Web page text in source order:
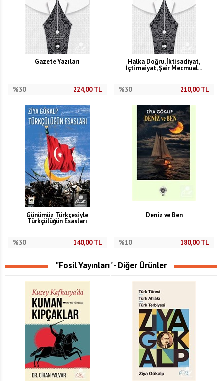
Gazete Yazıları
%30 224,00TL
Halka Doğru, İktisadiyat,
İçtimaiyat, Şair Mecmual...
%30 210,00TL
Günümüz Türkçesiyle
Türkçülüğün Esasları
%30 140,00TL
Deniz ve Ben
%10 180,00TL
"Fosil Yayınları" - Diğer Ürünler